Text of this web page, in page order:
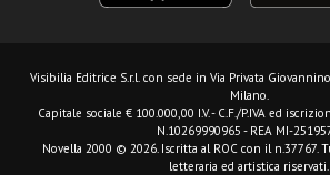
Visibilia Editrice S.r.l. con sede in Via Privata
Milano.
Capitale sociale € 100.000,00 I.V. - C.F./P.IVA ed
N.10269990965 - REA MI-
Novella 2000 © 2026. Iscritta al ROC con il
letteraria ed artistica riservati.